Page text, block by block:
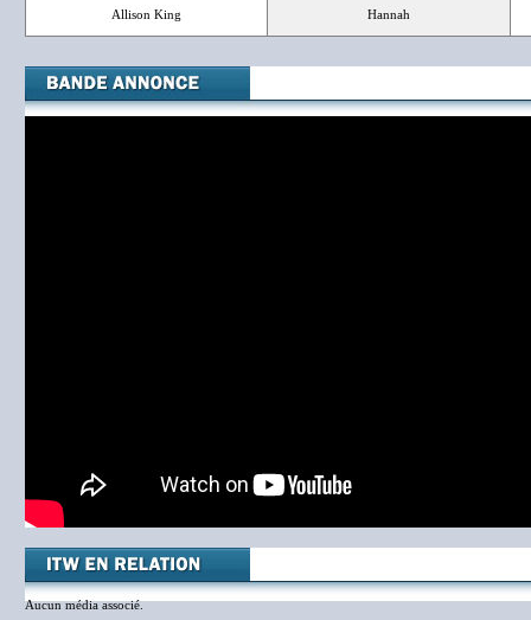
Allison King Hannah
Aucun média associé.